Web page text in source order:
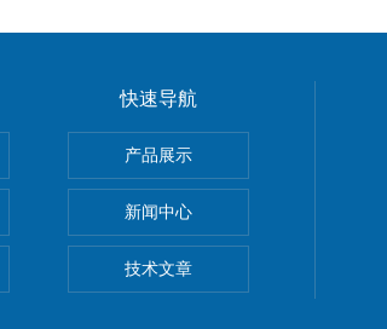
服务
快速导航
产品展示
新闻中心
技术文章